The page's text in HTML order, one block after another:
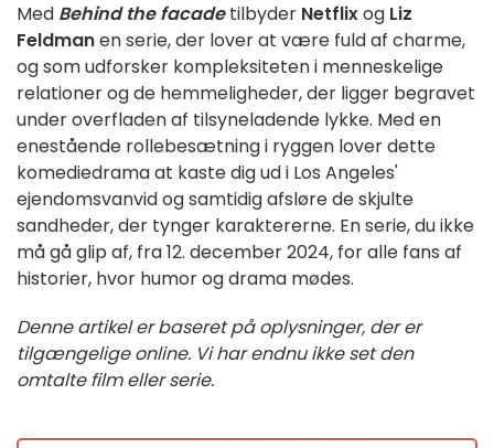
Med Behind the facadetilbyder Netflixog Liz
Feldmanen serie, der lover at være fuld af charme,
og som udforsker kompleksiteten i menneskelige
relationer og de hemmeligheder, der ligger begravet
under overfladen af tilsyneladende lykke. Med en
enestående rollebesætning i ryggen lover dette
komediedrama at kaste dig ud i Los Angeles'
ejendomsvanvid og samtidig afsløre de skjulte
sandheder, der tynger karaktererne. En serie, du ikke
må gå glip af, fra 12. december 2024, for alle fans af
historier, hvor humor og drama mødes.
Denne artikel er baseret på oplysninger, der er
tilgængelige online. Vi har endnu ikke set den
omtalte film eller serie.